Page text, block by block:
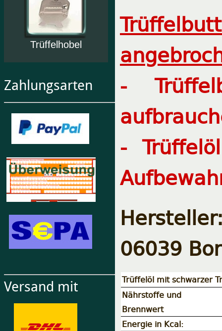
Trüffelhobel
Zahlungsarten
Versand mit
-
-
06039
Trüffelöl mit schwarzer
Nährstoffe und
Brennwert
Energie in Kcal: